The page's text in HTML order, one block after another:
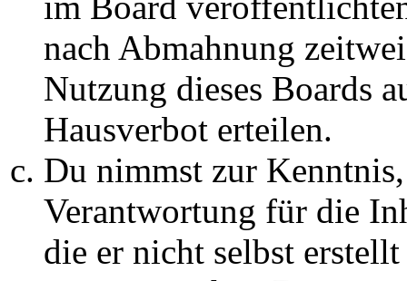
nach Abmahnung
Nutzung dieses Boards
Hausverbot erteilen.
Du nimmst zur
Verantwortung für die
die er nicht selbst